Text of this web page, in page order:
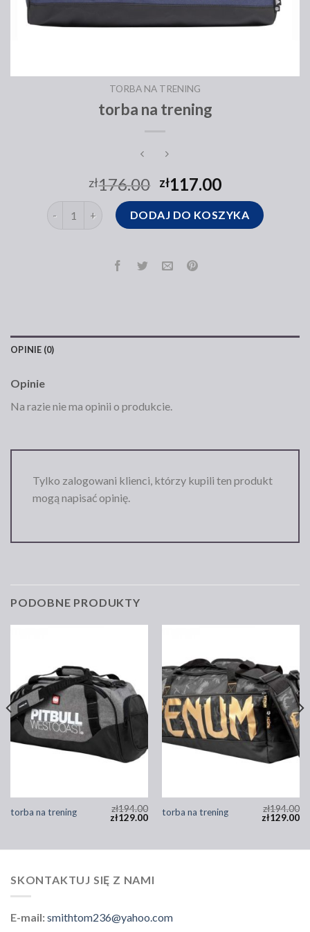
TORBA NA TRENING
torba na trening
zł176.00 zł117.00
ilość torba na treningDODAJ DO KOSZYKA
OPINIE (0)
Opinie
Na razie nie ma opinii o produkcie.
Tylko zalogowani klienci, którzy kupili ten produkt
mogą napisać opinię.
PODOBNE PRODUKTY
torba na trening zł194.00
zł129.00 torba na trening zł194.00
zł129.00
SKONTAKTUJ SIĘ Z NAMI
E-mail:smithtom236@yahoo.com